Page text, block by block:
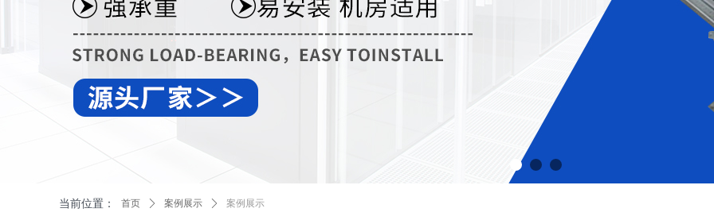
当前位置： 首页 ꄲ 案例展示 ꄲ 案例展示